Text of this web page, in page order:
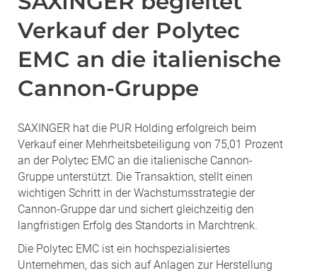
Verkauf der Polytec
EMC an die italienische
Cannon-Gruppe
SAXINGER hat die PUR Holding erfolgreich beim
Verkauf einer Mehrheitsbeteiligung von 75,01 Prozent
an der Polytec EMC an die italienische Cannon-
Gruppe unterstützt. Die Transaktion, stellt einen
wichtigen Schritt in der Wachstumsstrategie der
Cannon-Gruppe dar und sichert gleichzeitig den
langfristigen Erfolg des Standorts in Marchtrenk.
Die Polytec EMC ist ein hochspezialisiertes
Unternehmen, das sich auf Anlagen zur Herstellung